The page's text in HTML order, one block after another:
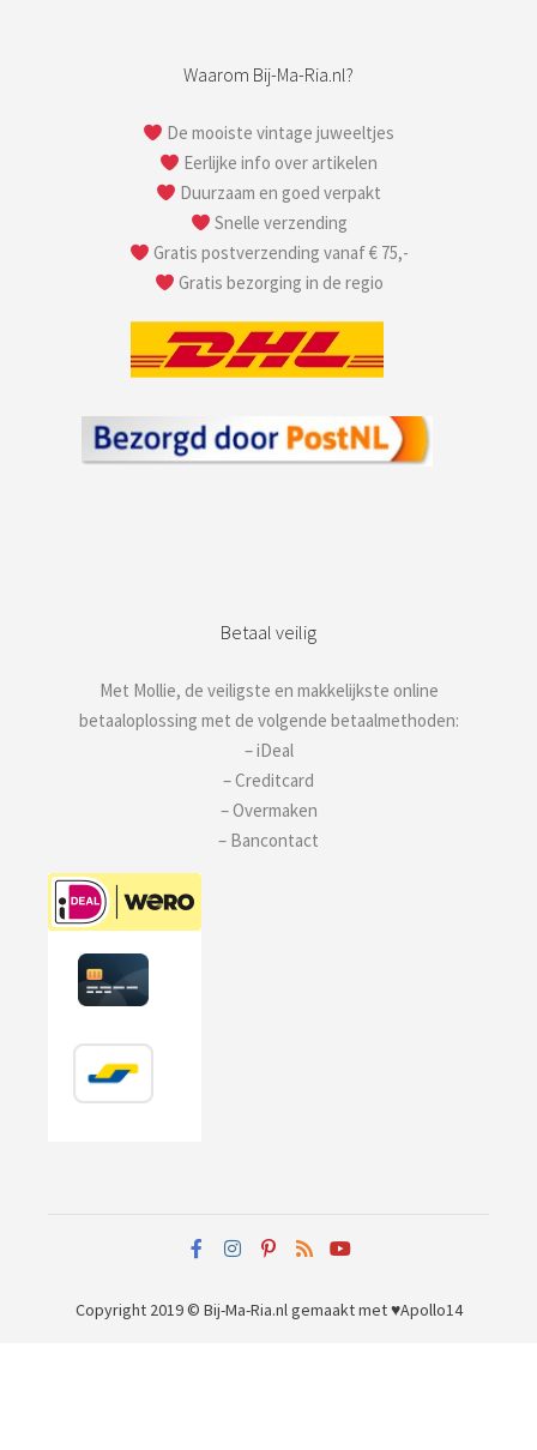
Waarom Bij-Ma-Ria.nl?
De mooiste vintage juweeltjes
Eerlijke info over artikelen
Duurzaam en goed verpakt
Snelle verzending
Gratis postverzending vanaf € 75,-
Gratis bezorging in de regio
Betaal veilig
Met Mollie, de veiligste en makkelijkste online
betaaloplossing met de volgende betaalmethoden:
– iDeal
– Creditcard
– Overmaken
– Bancontact
Copyright 2019 © Bij-Ma-Ria.nlgemaakt met ♥Apollo14